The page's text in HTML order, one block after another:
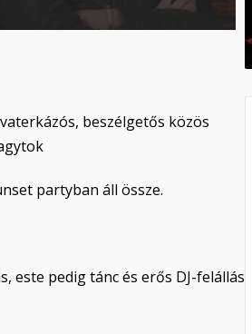
beszélgetős közös
partyban áll össze.
este pedig tánc és erős DJ-felállás